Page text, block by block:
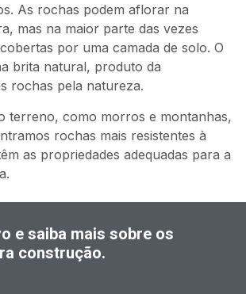
As rochas podem aflorar na
mas na maior parte das vezes
por uma camada de solo. O
brita natural, produto da
rochas pela natureza.
terreno, como morros e montanhas,
rochas mais resistentes à
as propriedades adequadas para a
e saiba mais sobre os
construção.